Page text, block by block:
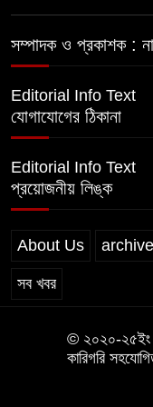
সম্পাদক ও প্রকাশক :
Editorial Info Text
যোগাযোগের ঠিকানা
Editorial Info Text
প্রয়োজনীয় লিঙ্ক
About Us archive
সব খবর
© ২০২০-২৫ইং
কারিগরি